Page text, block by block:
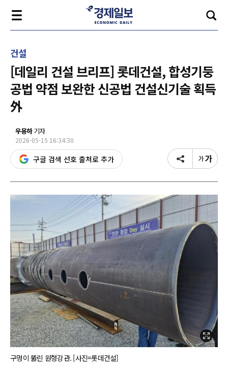
건설
[데일리 건설 브리프] 롯데건설, 합성기둥
공법 약점 보완한 신공법 건설신기술 획득
外
우용하기자
2026-05-15 16:34:30
구글 검색 선호 출처로 추가
구멍이 뚫린 원형강관. [사진=롯데건설]